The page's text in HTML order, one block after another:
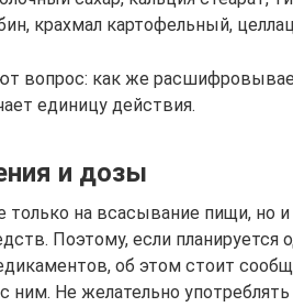
крахмал картофельный,
вопрос: как же
единицу действия.
и дозы
только на всасывание пищи, но
Поэтому, если планируется
об этом стоит
ним. Не желательно употреблять